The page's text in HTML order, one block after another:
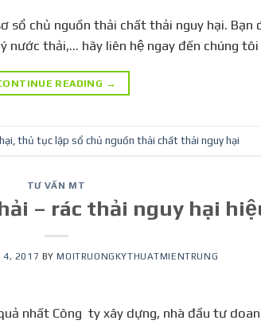
chủ nguồn thải chất thải nguy hại. Bạn
nước thải,… hãy liên hệ ngay đến chúng
READING →
thủ tục lập sổ chủ nguồn thải chất thải nguy hại
TƯ VẤN MT
– rác thải nguy hại
4, 2017 BYMOITRUONGKYTHUATMIENTRUNG
nhất Công ty xây dựng, nhà đầu tư